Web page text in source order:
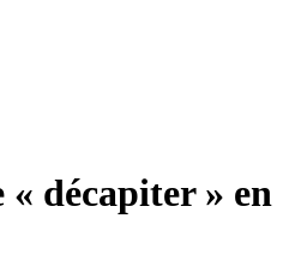
décapiter » en